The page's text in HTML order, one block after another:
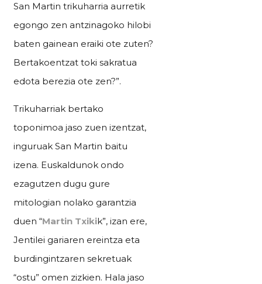
San Martin trikuharria aurretik
egongo zen antzinagoko hilobi
baten gainean eraiki ote zuten?
Bertakoentzat toki sakratua
edota berezia ote zen?”.
Trikuharriak bertako
toponimoa jaso zuen izentzat,
inguruak San Martin baitu
izena. Euskaldunok ondo
ezagutzen dugu gure
mitologian nolako garantzia
duen “Martin Txikik”, izan ere,
Jentilei gariaren ereintza eta
burdingintzaren sekretuak
“ostu” omen zizkien. Hala jaso